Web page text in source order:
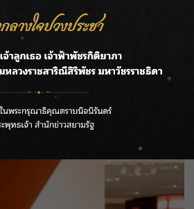
ะคุณภาพที่เหนือกว่า เพื่อตอบ
อย
แล้ววันนี้พิเศษเฉพาะที่ห้าง
ลเวิลด์ ห้างเซ็นทรัลเฟสติวัล